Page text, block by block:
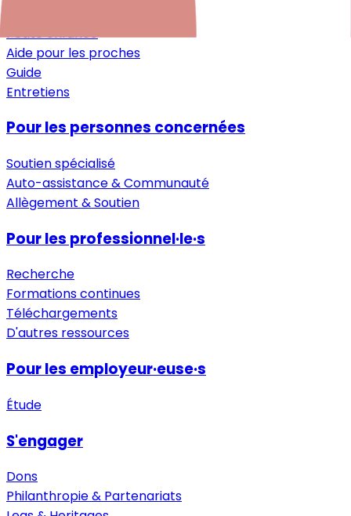
Petite enfance
Aide pour les proches
Guide
Entretiens
Pour les personnes concernées
Soutien spécialisé
Auto-assistance & Communauté
Allègement & Soutien
Pour les professionnel·le·s
Recherche
Formations continues
Téléchargements
D'autres ressources
Pour les employeur·euse·s
Étude
S'engager
Dons
Philanthropie & Partenariats